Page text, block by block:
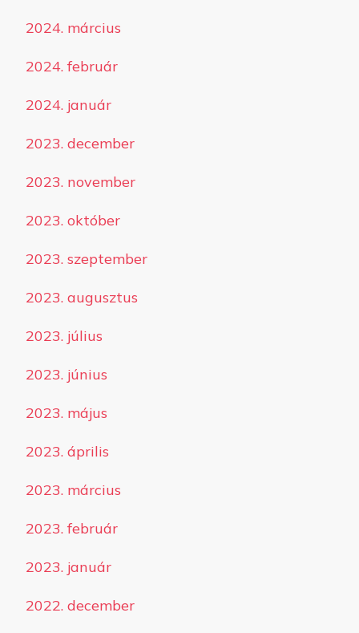
2024. március
2024. február
2024. január
2023. december
2023. november
2023. október
2023. szeptember
2023. augusztus
2023. július
2023. június
2023. május
2023. április
2023. március
2023. február
2023. január
2022. december